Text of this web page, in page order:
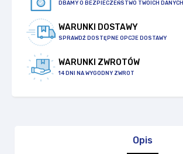
DBAMY O BEZPIECZEŃSTWO TWOICH DANYCH
WARUNKI DOSTAWY
SPRAWDŹ DOSTĘPNE OPCJE DOSTAWY
WARUNKI ZWROTÓW
14 DNI NA WYGODNY ZWROT
Opis